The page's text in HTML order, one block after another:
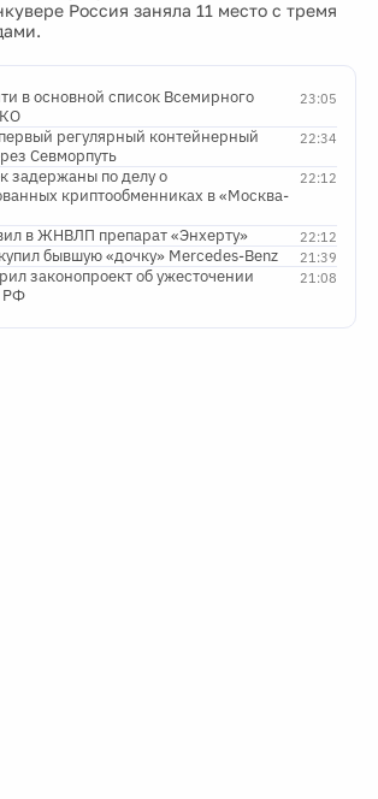
Россия заняла 11 место с тремя
23:05
в основной список Всемирного
22:34
регулярный контейнерный
Севморпуть
22:12
задержаны по делу о
криптообменниках в «Москва-
22:12
в ЖНВЛП препарат «Энхерту»
21:39
бывшую «дочку» Mercedes-Benz
21:08
законопроект об ужесточении
РФ